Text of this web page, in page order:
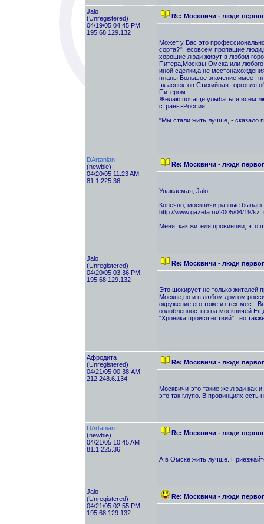
Jalo
(Unregistered)
04/19/05 04:45 PM
195.68.129.132
Re: Москвичи - люди
Может у Вас это
сорта?"Несовсем пропащие
хорошие люди живут в любом
Питера,Москвы,Омска или любого
иной сделки,а не
планы.Большое значение имеет
эк.аспектов.Стихийная торговля
Питером.
Желаю почаще улыбаться всем
страны-Россия.
"Мы стали жить лучше, - сказало
DArtanian
(newbie)
04/20/05 11:23 AM
81.1.225.36
Re: Москвичи - люди
Уважаемая, Jalo!
Конечно, москвичи разные
http://www.gazeta.ru/2005/04/19/
Меня, как жителя провинции, это
Jalo
(Unregistered)
04/20/05 03:36 PM
195.68.129.132
Re: Москвичи - люди
Это шокирует не только жителей
Москве,но и в любом другом
окружение его тоже из тех
озлобленностью на
"Хроника происшествий"...но
Афродита
(Unregistered)
04/21/05 00:38 AM
212.248.6.134
Re: Москвичи - люди
Москвичи-это такие же люди как
это так глупо. В провинциях
DArtanian
(newbie)
04/21/05 10:45 AM
81.1.225.36
Re: Москвичи - люди
А в Омске жить лучше.
Jalo
(Unregistered)
04/21/05 02:55 PM
195.68.129.132
Re: Москвичи - люди